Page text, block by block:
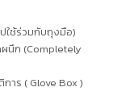
ใช้ร่วมกับถุงมือ)
นึก (Completely
ร ( Glove Box )